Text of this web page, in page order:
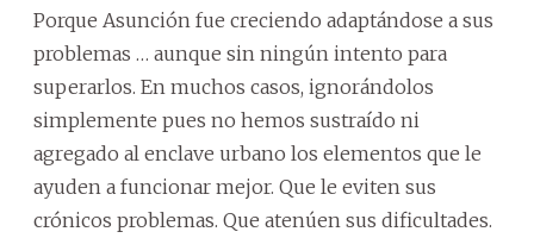
Porque Asunción fue creciendo adaptándose a sus
problemas … aunque sin ningún intento para
superarlos. En muchos casos, ignorándolos
simplemente pues no hemos sustraído ni
agregado al enclave urbano los elementos que le
ayuden a funcionar mejor. Que le eviten sus
crónicos problemas. Que atenúen sus dificultades.